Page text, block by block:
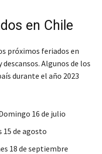
en Chile
próximos feriados en
Algunos de los
durante el año 2023
16 de julio
15 de agosto
18 de septiembre